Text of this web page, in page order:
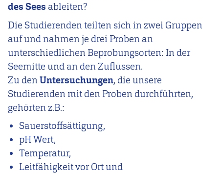
des Sees ableiten?
Die Studierenden teilten sich in zwei Gruppen
auf und nahmen je drei Proben an
unterschiedlichen Beprobungsorten: In der
Seemitte und an den Zuflüssen.
Zu denUntersuchungen, die unsere
Studierenden mit den Proben durchführten,
gehörten z.B.:
Sauerstoffsättigung,
pH Wert,
Temperatur,
Leitfähigkeit vor Ort und